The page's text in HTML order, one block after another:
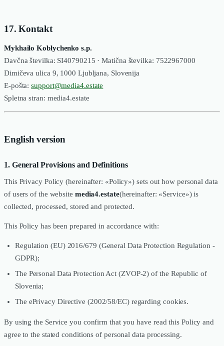
17. Kontakt
Mykhailo Koblychenko s.p.
Davčna številka: SI40790215 · Matična številka: 7522967000
Dimičeva ulica 9, 1000 Ljubljana, Slovenija
E-pošta: support@media4.estate
Spletna stran: media4.estate
English version
1. General Provisions and Definitions
This Privacy Policy (hereinafter: «Policy») sets out how personal data
of users of the website media4.estate(hereinafter: «Service») is
collected, processed, stored and protected.
This Policy has been prepared in accordance with:
Regulation (EU) 2016/679 (General Data Protection Regulation -
GDPR);
The Personal Data Protection Act (ZVOP-2) of the Republic of
Slovenia;
The ePrivacy Directive (2002/58/EC) regarding cookies.
By using the Service you confirm that you have read this Policy and
agree to the stated conditions of personal data processing.